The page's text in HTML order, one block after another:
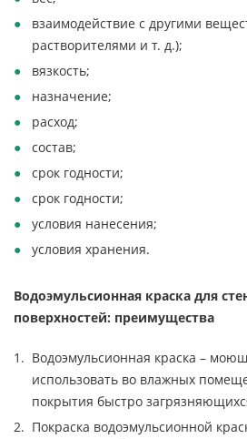
взаимодействие с другими
растворителями и т. д.);
вязкость;
назначение;
расход;
состав;
срок годности;
срок годности;
условия нанесения;
условия хранения.
Водоэмульсионная краска для
поверхностей: преимущества
Водоэмульсионная краска –
использовать во влажных
покрытия быстро
Покраска водоэмульсионной